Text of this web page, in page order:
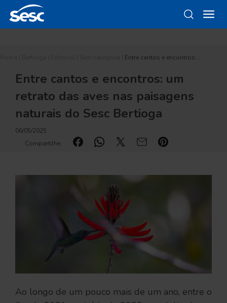
Entre cantos e encontros:…
Entre cantos e encontros: um
retrato das aves nas paisagens
naturais do Sesc Bertioga
06/05/2025
Compartilhe:
Ao longo de um pouco mais de um ano, entre o